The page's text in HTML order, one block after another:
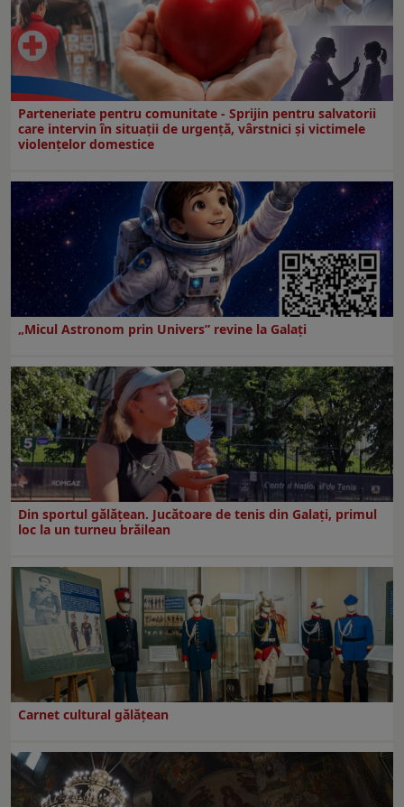
Parteneriate pentru comunitate - Sprijin pentru salvatorii
care intervin în situații de urgență, vârstnici și victimele
violențelor domestice
„Micul Astronom prin Univers” revine la Galați
Din sportul gălățean. Jucătoare de tenis din Galați, primul
loc la un turneu brăilean
Carnet cultural gălăţean